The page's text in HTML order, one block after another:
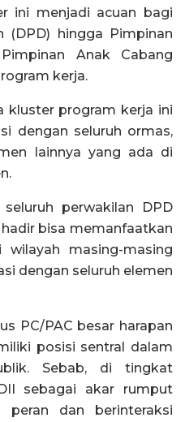
ini menjadi acuan bagi
(DPD) hingga Pimpinan
Anak Cabang
kerja.
kluster program kerja ini
dengan seluruh ormas,
lainnya yang ada di
perwakilan DPD
bisa memanfaatkan
masing-masing
dengan seluruh elemen
PC/PAC besar harapan
posisi sentral dalam
Sebab, di tingkat
sebagai akar rumput
dan berinteraksi